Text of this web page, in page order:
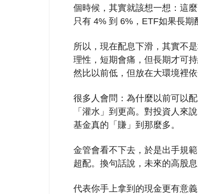
個時候，其實就該想一想：這
只有 4% 到 6%，ETF如果長期
所以，現在配息下滑，其實不
理性，短期會痛，但長期才可
然比以前低，但放在大環境裡依
很多人會問：為什麼以前可以
「灌水」到更高。對投資人來
基金真的「賺」到那麼多。
金管會看不下去，於是出手規
超配。換句話說，未來的高股
代表你手上拿到的現金更有意